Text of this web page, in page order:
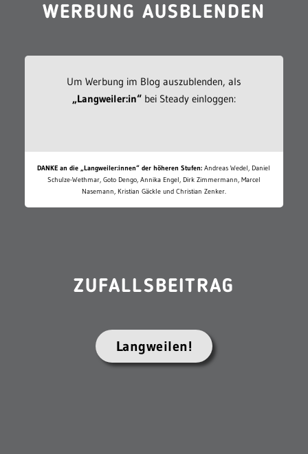
WERBUNG AUSBLENDEN
Um Werbung im Blog auszublenden, als
„Langweiler:in“bei Steady einloggen:
DANKE an die „Langweiler:innen“ der höheren Stufen: Andreas Wedel, Daniel
Schulze-Wethmar, Goto Dengo, Annika Engel, Dirk Zimmermann, Marcel
Nasemann, Kristian Gäckle und Christian Zenker.
ZUFALLSBEITRAG
Langweilen!